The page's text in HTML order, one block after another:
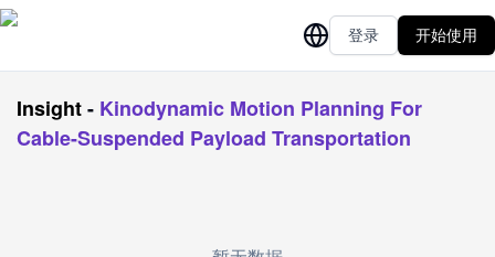
登录 开始使用
Insight- Kinodynamic Motion Planning For
Cable-Suspended Payload Transportation